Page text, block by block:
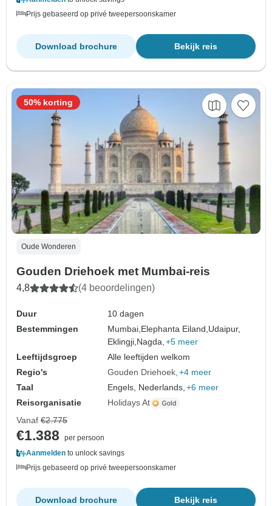
Prijs gebaseerd op privé tweepersoonskamer
Bekijk reis
Download brochure
Oude Wonderen
Gouden Driehoek met Mumbai-reis
4,8 (4 beoordelingen)
Duur
10 dagen
Bestemmingen
Mumbai,Elephanta Eiland,Udaipur,
Eklingji,Nagda, +5 meer
Leeftijdsgroep
Alle leeftijden welkom
Regio's
Gouden Driehoek +4 meer
Taal
Engels, Nederlands, +6 meer
Reisorganisatie
Holidays At
50% korting
Vanaf €2.775
€1.388
per persoon
Aanmelden to unlock savings
Prijs gebaseerd op privé tweepersoonskamer
Bekijk reis
Download brochure